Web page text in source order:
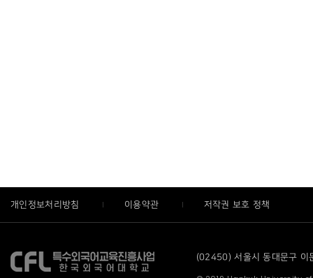
개인정보처리방침 이용약관 저작권 보호 정책
(02450) 서울시 동대문구